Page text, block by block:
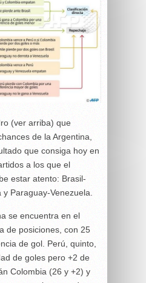
(ver arriba) que
de la Argentina,
que consiga hoy en
a los que el
estar atento: Brasil-
Paraguay-Venezuela.
se encuentra en el
de posiciones, con 25
de gol. Perú, quinto,
de goles pero +2 de
Colombia (26 y +2) y